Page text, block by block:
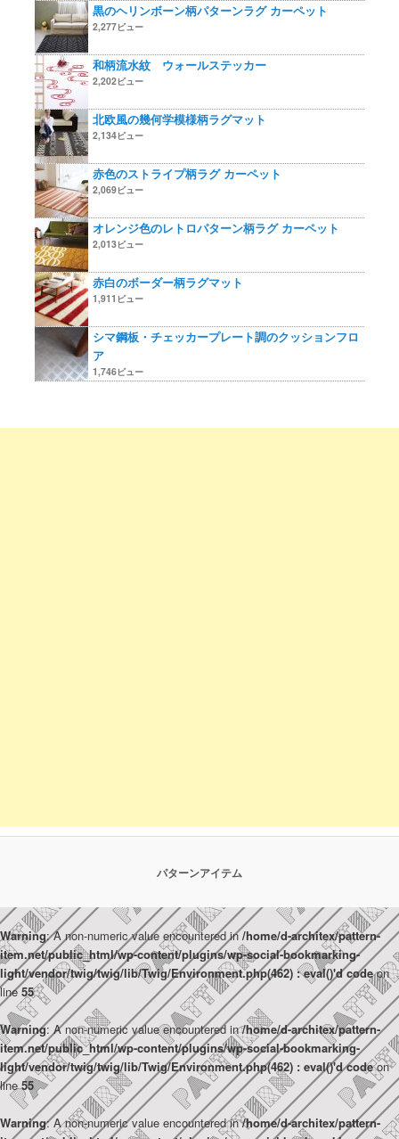
黒のヘリンボーン柄パターンラグ カーペット
2,277ビュー
和柄流水紋 ウォールステッカー
2,202ビュー
北欧風の幾何学模様柄ラグマット
2,134ビュー
赤色のストライプ柄ラグ カーペット
2,069ビュー
オレンジ色のレトロパターン柄ラグ カーペット
2,013ビュー
赤白のボーダー柄ラグマット
1,911ビュー
シマ鋼板・チェッカープレート調のクッションフロ
ア
1,746ビュー
パターンアイテム
Warning: A non-numeric value encountered in/home/d-architex/pattern-
item.net/public_html/wp-content/plugins/wp-social-bookmarking-
light/vendor/twig/twig/lib/Twig/Environment.php(462) : eval()'d codeon
line55
Warning: A non-numeric value encountered in/home/d-architex/pattern-
item.net/public_html/wp-content/plugins/wp-social-bookmarking-
light/vendor/twig/twig/lib/Twig/Environment.php(462) : eval()'d codeon
line55
Warning: A non-numeric value encountered in/home/d-architex/pattern-